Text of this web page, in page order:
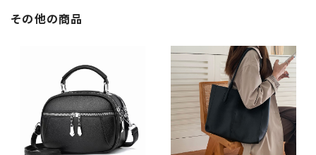
いめ 2XLまで C-OSS0241
その他の商品